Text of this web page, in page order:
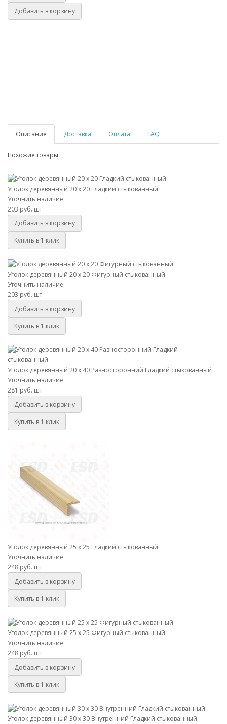
Добавить в корзину
Описание Доставка Оплата FAQ
Похожие товары
Уголок деревянный 20 х 20 Гладкий стыкованный
Уточнить наличие
203 руб. шт
Добавить в корзину
Купить в 1 клик
Уголок деревянный 20 х 20 Фигурный стыкованный
Уточнить наличие
203 руб. шт
Добавить в корзину
Купить в 1 клик
Уголок деревянный 20 х 40 Разносторонний Гладкий стыкованный
Уточнить наличие
281 руб. шт
Добавить в корзину
Купить в 1 клик
Уголок деревянный 25 х 25 Гладкий стыкованный
Уточнить наличие
248 руб. шт
Добавить в корзину
Купить в 1 клик
Уголок деревянный 25 х 25 Фигурный стыкованный
Уточнить наличие
248 руб. шт
Добавить в корзину
Купить в 1 клик
Уголок деревянный 30 х 30 Внутренний Гладкий стыкованный